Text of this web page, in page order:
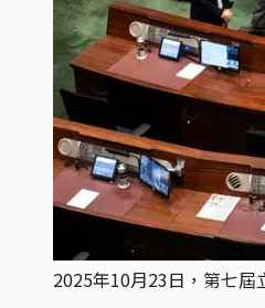
2025年10月23日，第七